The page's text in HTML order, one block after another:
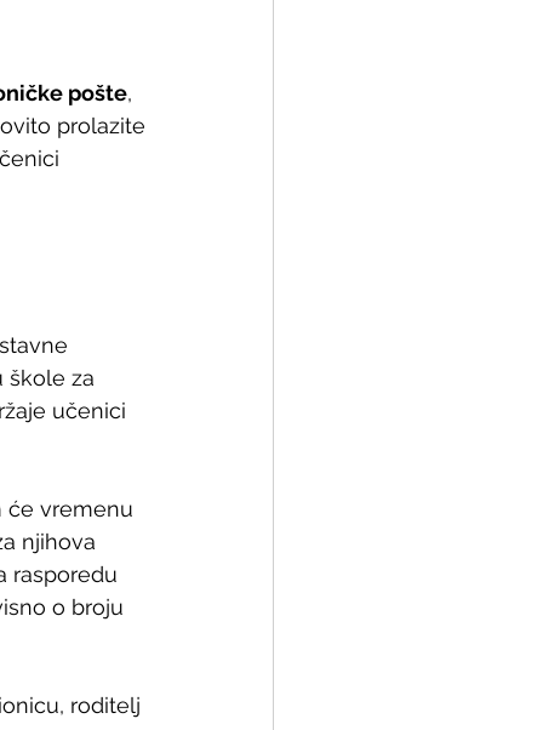
pošte,
prolazite
škole za
učenici
će vremenu
njihova
rasporedu
o broju
roditelj